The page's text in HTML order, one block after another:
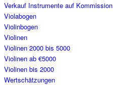
Verkauf Instrumente auf Kommission
Violabogen
Violinbogen
Violinen
Violinen 2000 bis 5000
Violinen ab €5000
Violinen bis 2000
Wertschätzungen